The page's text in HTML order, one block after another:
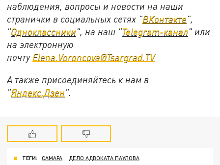
наблюдения, вопросы и новости на наши
странички в социальных сетях "ВКонтакте",
"Одноклассники", на наш "Telegram-канал" или
на электронную
почту Elena.Voroncova@Tsargrad.TV
А также присоединяйтесь к нам в
"Яндекс.Дзен".
ТЕГИ: САМАРА
ДЕЛО АДВОКАТА ПАУЛОВА